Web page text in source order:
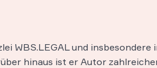
WBS.LEGAL und insbesondere
hinaus ist er Autor